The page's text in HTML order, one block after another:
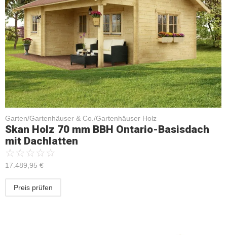
Garten/Gartenhäuser & Co./Gartenhäuser Holz
Skan Holz 70 mm BBH Ontario-Basisdach
mit Dachlatten
☆☆☆☆☆
17.489,95 €
Preis prüfen